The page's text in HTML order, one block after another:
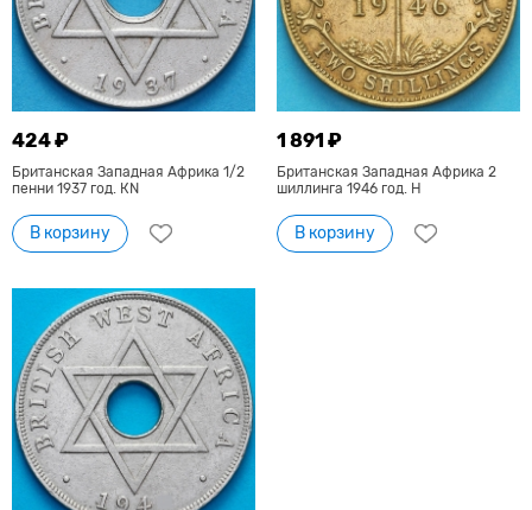
424 ₽
Британская Западная Африка 1/2
пенни 1937 год. КN
В корзину
1 891 ₽
Британская Западная Африка 2
шиллинга 1946 год. H
В корзину